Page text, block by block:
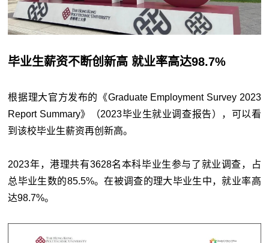
毕业生薪资不断创新高 就业率高达98.7%
根据理大官方发布的《Graduate Employment Survey 2023
Report Summary》（2023毕业生就业调查报告），可以看
到该校毕业生薪资再创新高。
2023年，港理共有3628名本科毕业生参与了就业调查，占
总毕业生数的85.5%。在被调查的理大毕业生中，就业率高
达98.7%。